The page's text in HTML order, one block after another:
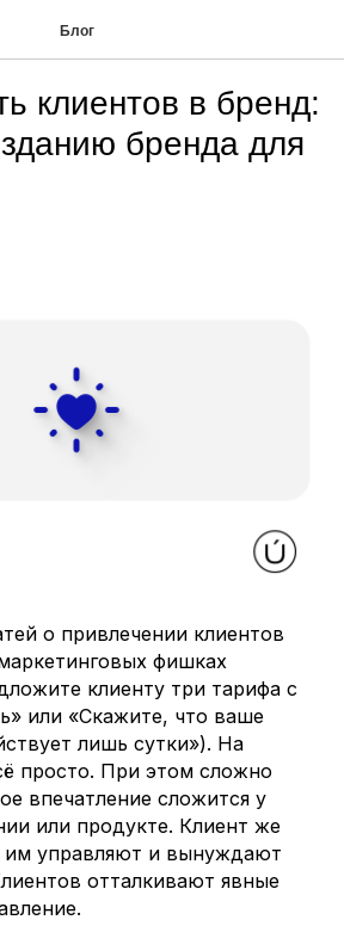
Блог
клиентов в бренд:
бренда для
о привлечении клиентов
фишках
клиенту три тарифа с
или «Скажите, что ваше
лишь сутки»). На
просто. При этом сложно
впечатление сложится у
или продукте. Клиент же
им управляют и вынуждают
отталкивают явные